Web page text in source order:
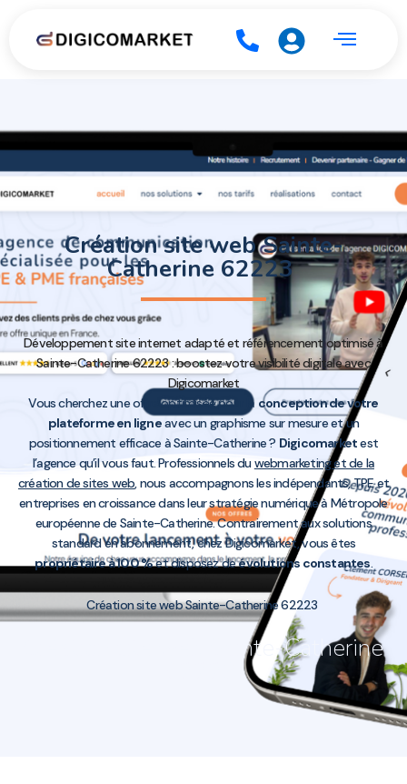
Création site web Sainte-
Catherine 62223
Développement site internet adapté et référencement optimisé à
Sainte-Catherine 62223 : boostez votre visibilité digitale avec
Digicomarket
Vous cherchez une offre optimisée pour la conception de votre
plateforme en ligneavec un graphisme sur mesure et un
positionnement efficace à Sainte-Catherine ? Digicomarketest
l’agence qu’il vous faut. Professionnels duwebmarketing et de la
création de sites web , nous accompagnons les indépendants, TPE et
entreprises en croissance dans leur stratégie numérique à Métropole
européenne de Sainte-Catherine. Contrairement aux solutions
standard en abonnement, chez Digicomarket, vous êtes
propriétaire à 100 %et disposez deévolutions constantes
Création site web Sainte-Catherine 62223
Création site web Sainte-Catherine